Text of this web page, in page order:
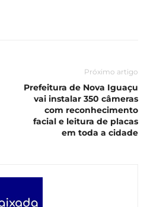
Próximo artigo
Prefeitura de Nova Iguaçu
vai instalar 350 câmeras
com reconhecimento
facial e leitura de placas
em toda a cidade